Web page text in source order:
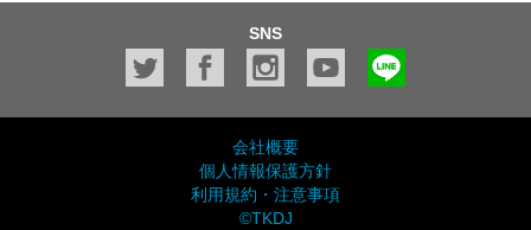
SNS
会社概要
個人情報保護方針
利用規約・注意事項
©TKDJ